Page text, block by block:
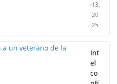
13,
20
25
Int
el
co